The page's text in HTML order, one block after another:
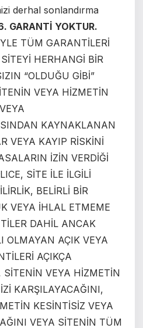
derhal sonlandırma
GARANTİ YOKTUR.
TÜM GARANTİLERİ
HERHANGİ BİR
“OLDUĞU GİBİ”
VEYA HİZMETİN
KAYNAKLANAN
VEYA KAYIP RİSKİNİ
İZİN VERDİĞİ
SİTE İLE İLGİLİ
BELİRLİ BİR
VEYA İHLAL ETMEME
DAHİL ANCAK
OLMAYAN AÇIK VEYA
AÇIKÇA
SİTENİN VEYA HİZMETİN
KARŞILAYACAĞINI,
KESİNTİSİZ VEYA
VEYA SİTENİN TÜM